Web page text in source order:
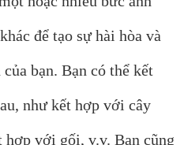
để tạo sự hài hòa và
bạn. Bạn có thể kết
như kết hợp với cây
với gối, v.v. Bạn cũng